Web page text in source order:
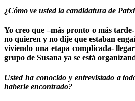
¿Cómo ve usted la candidatura de
Yo creo que –más pronto o más
no quieren y no dije que estaban
viviendo una etapa complicada-
grupo de Susana ya se está
Usted ha conocido y entrevistado a
haberle encontrado?